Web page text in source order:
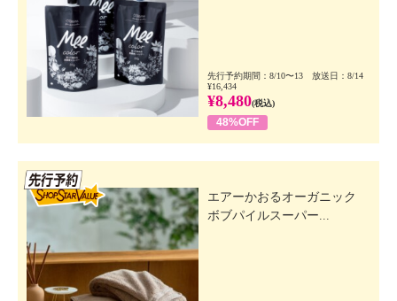
先行予約期間：8/10〜13 放送日：8/14
¥16,434
¥8,480(税込)
48%OFF
エアーかおるオーガニック
ボブパイルスーパー...